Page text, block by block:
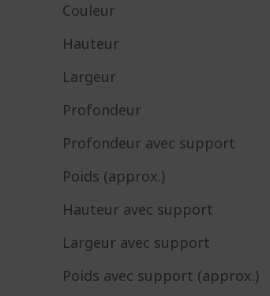
Couleur
Hauteur
Largeur
Profondeur
Profondeur avec support
Poids (approx.)
Hauteur avec support
Largeur avec support
Poids avec support (approx.)